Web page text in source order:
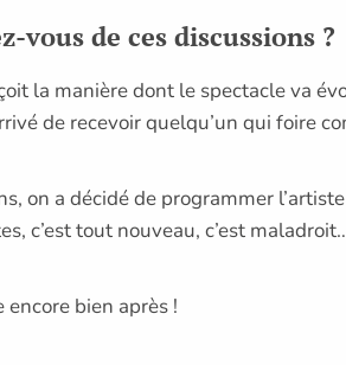
de ces discussions ?
la manière dont le spectacle va
de recevoir quelqu’un qui foire
on a décidé de programmer
c’est tout nouveau, c’est
bien après !